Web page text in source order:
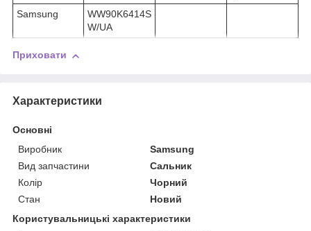
Samsung
WW90K6414S
W/UA
Приховати
Характеристики
Основні
Виробник
Samsung
Вид запчастини
Сальник
Колір
Чорний
Стан
Новий
Користувальницькі характеристики